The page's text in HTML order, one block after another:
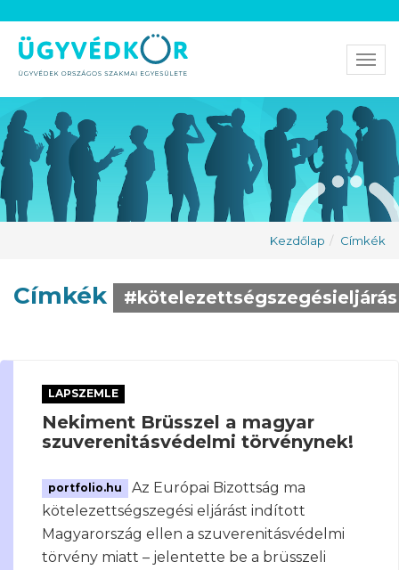
Kezdőlap Címkék
Címkék #kötelezettségszegésieljárás
LAPSZEMLE
Nekiment Brüsszel a magyar
szuverenitásvédelmi törvénynek!
portfolio.hu
Az Európai Bizottság ma
kötelezettségszegési eljárást indított
Magyarország ellen a szuverenitásvédelmi
törvény miatt – jelentette be a brüsszeli